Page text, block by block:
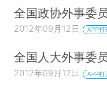
全国政协外事委
2012年09月12日 APP打
全国人大外事委
2012年09月12日 APP打